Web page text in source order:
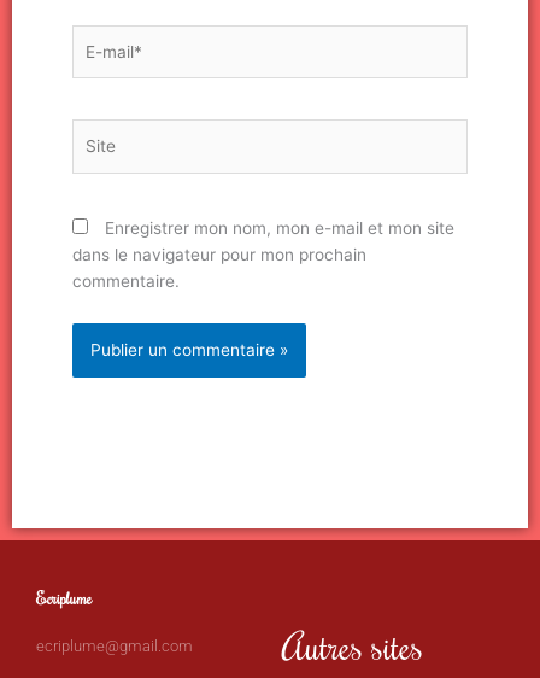
mail*
Enregistrer mon nom, mon e-mail et mon site
dans le navigateur pour mon prochain
commentaire.
Ecriplume
ecriplume@gmail.com Autres sites